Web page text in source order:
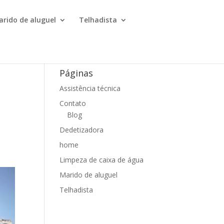
de aluguel Telhadista
Páginas
Assistência técnica
Contato
Blog
Dedetizadora
home
Limpeza de caixa de água
Marido de aluguel
Telhadista